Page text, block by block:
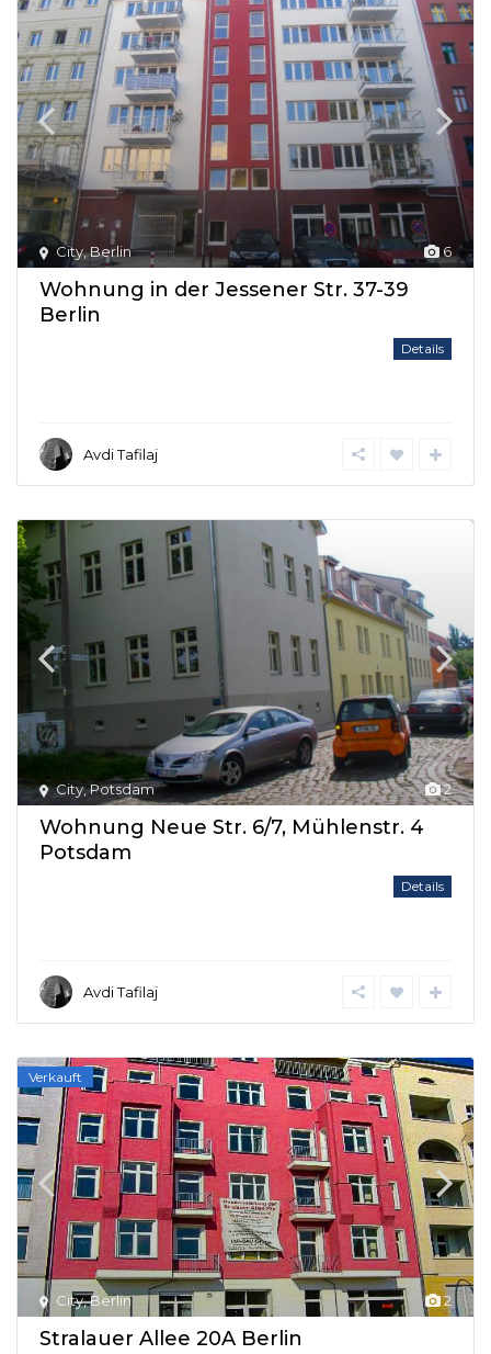
6
City,Berlin
Wohnung in der Jessener Str. 37-39
Berlin
Details
Avdi Tafilaj
2
City,Potsdam
Wohnung Neue Str. 6/7, Mühlenstr. 4
Potsdam
Details
Avdi Tafilaj
2
City,Berlin
Verkauft
Stralauer Allee 20A Berlin